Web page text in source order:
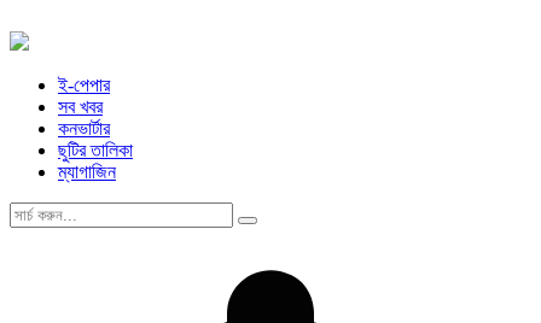
ই-পেপার
সব খবর
কনভার্টার
ছুটির তালিকা
ম্যাগাজিন